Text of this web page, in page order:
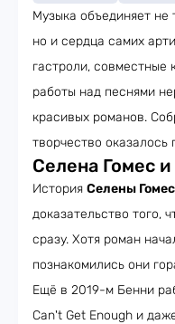
Музыка объединяет не
но и сердца самих
гастроли, совместные
работы над песнями
красивых романов.
творчество
Селена Гомес
История Селены Гомес
доказательство того,
сразу. Хотя роман
познакомились они
Ещё в 2019-м Бенни
Can't Get Enough и